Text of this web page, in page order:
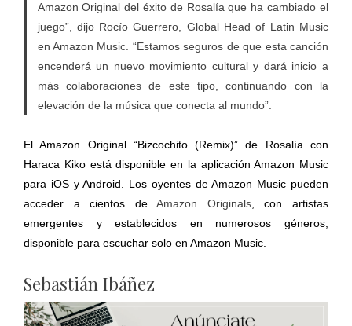
Amazon Original del éxito de Rosalía que ha cambiado el
juego”, dijo Rocío Guerrero, Global Head of Latin Music
en Amazon Music. “Estamos seguros de que esta canción
encenderá un nuevo movimiento cultural y dará inicio a
más colaboraciones de este tipo, continuando con la
elevación de la música que conecta al mundo”.
El Amazon Original “Bizcochito (Remix)” de Rosalía con
Haraca Kiko está disponible en la aplicación Amazon Music
para iOS y Android. Los oyentes de Amazon Music pueden
acceder a cientos deAmazon Originals, con artistas
emergentes y establecidos en numerosos géneros,
disponible para escuchar solo en Amazon Music.
Sebastián Ibáñez